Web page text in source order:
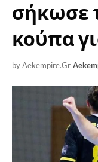
σήκωσε
κούπα
by Aekempire.Gr